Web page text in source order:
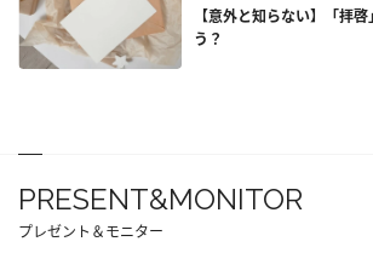
【意外と知らない】「拝
う？
PRESENT&MONITOR
プレゼント＆モニター